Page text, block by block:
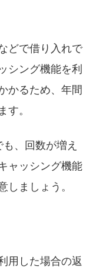
どで借り入れで
シング機能を利
かるため、年間
。
、回数が増え
ャッシング機能
ましょう。
用した場合の返